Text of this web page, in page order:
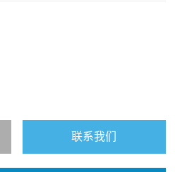
联系我们